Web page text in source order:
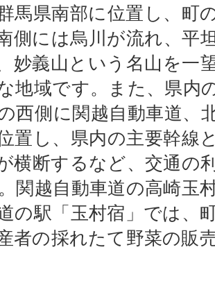
馬県南部に位置し、町
側には烏川が流れ、平
妙義山という名山を一
地域です。また、県内
西側に関越自動車道、
置し、県内の主要幹線
横断するなど、交通の
関越自動車道の高崎玉
の駅「玉村宿」では、
者の採れたて野菜の販